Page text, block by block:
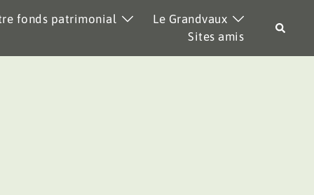
fonds patrimonial
Le Grandvaux
Sites amis